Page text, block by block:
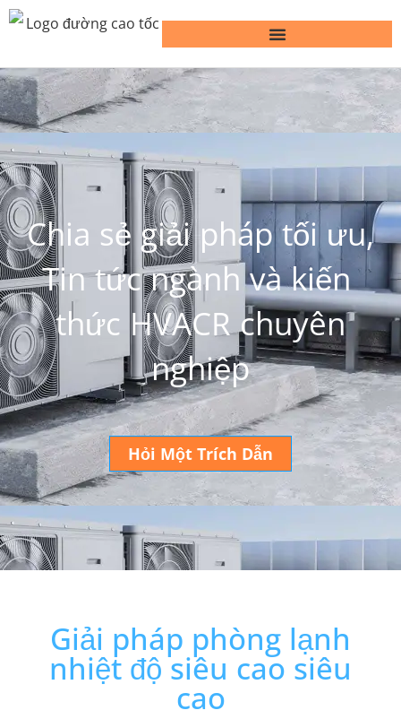
Chia sẻ giải pháp tối ưu,
Tin tức ngành và kiến ​​
thức HVACR chuyên
nghiệp
Hỏi Một Trích Dẫn
Giải pháp phòng lạnh
nhiệt độ siêu cao siêu
cao